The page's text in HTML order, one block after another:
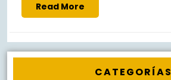
Read More
More
CATEGORÍAS